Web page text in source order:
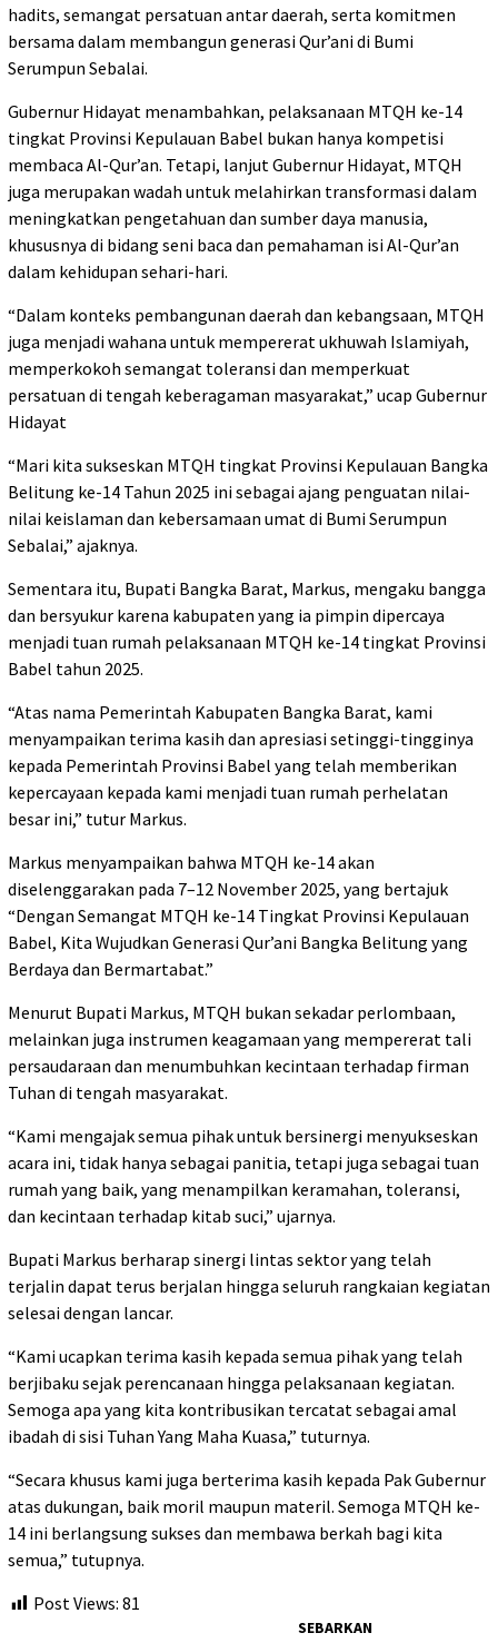
hadits, semangat persatuan antar daerah, serta komitmen
bersama dalam membangun generasi Qur’ani di Bumi
Serumpun Sebalai.
Gubernur Hidayat menambahkan, pelaksanaan MTQH ke-14
tingkat Provinsi Kepulauan Babel bukan hanya kompetisi
membaca Al-Qur’an. Tetapi, lanjut Gubernur Hidayat, MTQH
juga merupakan wadah untuk melahirkan transformasi dalam
meningkatkan pengetahuan dan sumber daya manusia,
khususnya di bidang seni baca dan pemahaman isi Al-Qur’an
dalam kehidupan sehari-hari.
“Dalam konteks pembangunan daerah dan kebangsaan, MTQH
juga menjadi wahana untuk mempererat ukhuwah Islamiyah,
memperkokoh semangat toleransi dan memperkuat
persatuan di tengah keberagaman masyarakat,” ucap Gubernur
Hidayat
“Mari kita sukseskan MTQH tingkat Provinsi Kepulauan Bangka
Belitung ke-14 Tahun 2025 ini sebagai ajang penguatan nilai-
nilai keislaman dan kebersamaan umat di Bumi Serumpun
Sebalai,” ajaknya.
Sementara itu, Bupati Bangka Barat, Markus, mengaku bangga
dan bersyukur karena kabupaten yang ia pimpin dipercaya
menjadi tuan rumah pelaksanaan MTQH ke-14 tingkat Provinsi
Babel tahun 2025.
“Atas nama Pemerintah Kabupaten Bangka Barat, kami
menyampaikan terima kasih dan apresiasi setinggi-tingginya
kepada Pemerintah Provinsi Babel yang telah memberikan
kepercayaan kepada kami menjadi tuan rumah perhelatan
besar ini,” tutur Markus.
Markus menyampaikan bahwa MTQH ke-14 akan
diselenggarakan pada 7–12 November 2025, yang bertajuk
“Dengan Semangat MTQH ke-14 Tingkat Provinsi Kepulauan
Babel, Kita Wujudkan Generasi Qur’ani Bangka Belitung yang
Berdaya dan Bermartabat.”
Menurut Bupati Markus, MTQH bukan sekadar perlombaan,
melainkan juga instrumen keagamaan yang mempererat tali
persaudaraan dan menumbuhkan kecintaan terhadap firman
Tuhan di tengah masyarakat.
“Kami mengajak semua pihak untuk bersinergi menyukseskan
acara ini, tidak hanya sebagai panitia, tetapi juga sebagai tuan
rumah yang baik, yang menampilkan keramahan, toleransi,
dan kecintaan terhadap kitab suci,” ujarnya.
Bupati Markus berharap sinergi lintas sektor yang telah
terjalin dapat terus berjalan hingga seluruh rangkaian kegiatan
selesai dengan lancar.
“Kami ucapkan terima kasih kepada semua pihak yang telah
berjibaku sejak perencanaan hingga pelaksanaan kegiatan.
Semoga apa yang kita kontribusikan tercatat sebagai amal
ibadah di sisi Tuhan Yang Maha Kuasa,” tuturnya.
“Secara khusus kami juga berterima kasih kepada Pak Gubernur
atas dukungan, baik moril maupun materil. Semoga MTQH ke-
14 ini berlangsung sukses dan membawa berkah bagi kita
semua,” tutupnya.
Post Views: 81
SEBARKAN